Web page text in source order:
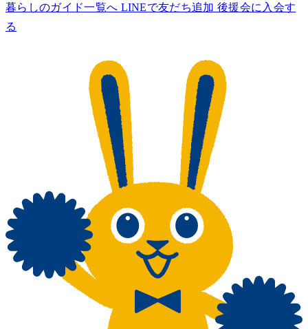
暮らしのガイド一覧へ LINEで友だち追加後援会に入会す
る